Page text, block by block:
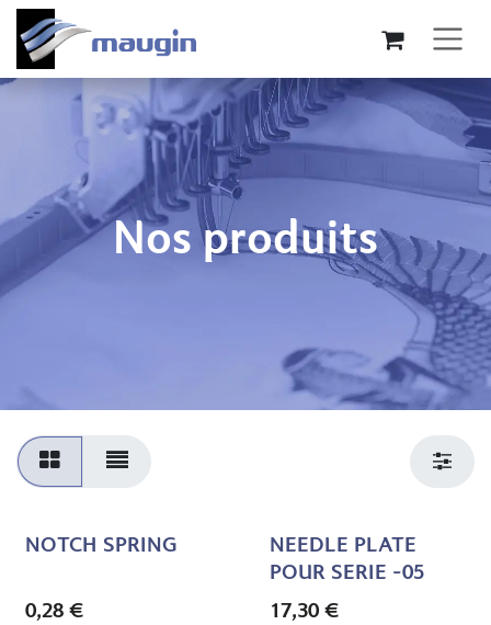
Se rendre au contenu
Nos produits
NOTCH SPRING
0,28 €
NEEDLE PLATE
POUR SERIE -05
17,30€